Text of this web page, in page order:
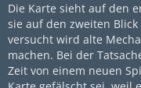
Die Karte sieht auf den
sie auf den zweiten
versucht wird alte
machen. Bei der
Zeit von einem neuen